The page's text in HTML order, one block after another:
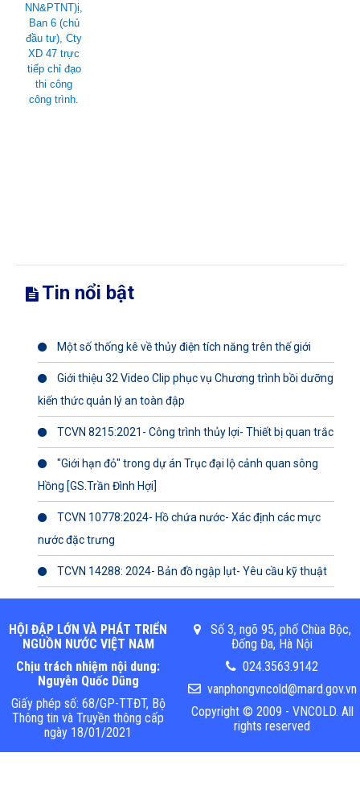
NN&PTNT)ị,
Ban 6 (chủ
đầu tư), Cty
XD 47 trực
tiếp chỉ đạo
thi công
công trình.
Tin nổi bật
Một số thống kê về thủy điện tích năng trên thế giới
Giới thiệu 32 Video Clip phục vụ Chương trình bồi dưỡng
kiến thức quản lý an toàn đập
TCVN 8215:2021- Công trình thủy lợi- Thiết bị quan trắc
"Giới hạn đỏ" trong dự án Trục đại lộ cảnh quan sông
Hồng [GS.Trần Đình Hợi]
TCVN 10778:2024- Hồ chứa nước- Xác định các mực
nước đặc trưng
TCVN 14288: 2024- Bản đồ ngập lụt- Yêu cầu kỹ thuật
HỘI ĐẬP LỚN VÀ PHÁT TRIỂN
NGUỒN NƯỚC VIỆT NAM
Chịu trách nhiệm nội dung:
Nguyễn Quốc Dũng
Giấy phép số: 68/GP-TTĐT, Bộ
Thông tin và Truyền thông cấp
ngày 18/01/2021
Số 3, ngõ 95, phố Chùa Bộc,
Đống Đa, Hà Nội
024.3563.9142
vanphongvncold@mard.gov.vn
Copyright © 2009 - VNCOLD. All
rights reserved